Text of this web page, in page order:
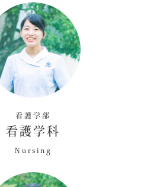
看護学部
看護学科
Nursing